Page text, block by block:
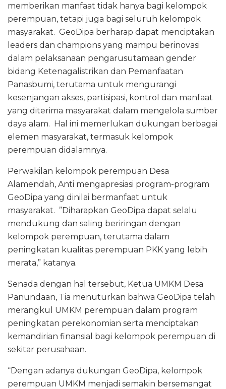
memberikan manfaat tidak hanya bagi kelompok
perempuan, tetapi juga bagi seluruh kelompok
masyarakat. GeoDipa berharap dapat menciptakan
leaders dan champions yang mampu berinovasi
dalam pelaksanaan pengarusutamaan gender
bidang Ketenagalistrikan dan Pemanfaatan
Panasbumi, terutama untuk mengurangi
kesenjangan akses, partisipasi, kontrol dan manfaat
yang diterima masyarakat dalam mengelola sumber
daya alam. Hal ini memerlukan dukungan berbagai
elemen masyarakat, termasuk kelompok
perempuan didalamnya.
Perwakilan kelompok perempuan Desa
Alamendah, Anti mengapresiasi program-program
GeoDipa yang dinilai bermanfaat untuk
masyarakat. ”Diharapkan GeoDipa dapat selalu
mendukung dan saling beriringan dengan
kelompok perempuan, terutama dalam
peningkatan kualitas perempuan PKK yang lebih
merata,” katanya.
Senada dengan hal tersebut, Ketua UMKM Desa
Panundaan, Tia menuturkan bahwa GeoDipa telah
merangkul UMKM perempuan dalam program
peningkatan perekonomian serta menciptakan
kemandirian finansial bagi kelompok perempuan di
sekitar perusahaan.
“Dengan adanya dukungan GeoDipa, kelompok
perempuan UMKM menjadi semakin bersemangat